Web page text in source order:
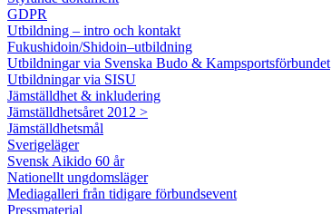
GDPR
Utbildning – intro och kontakt
Fukushidoin/Shidoin–utbildning
Utbildningar via Svenska Budo & Kampsportsförbundet
Utbildningar via SISU
Jämställdhet & inkludering
Jämställdhetsåret 2012 >
Jämställdhetsmål
Sverigeläger
Svensk Aikido 60 år
Nationellt ungdomsläger
Mediagalleri från tidigare förbundsevent
Pressmaterial